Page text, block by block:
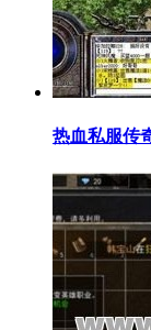
热血私服传